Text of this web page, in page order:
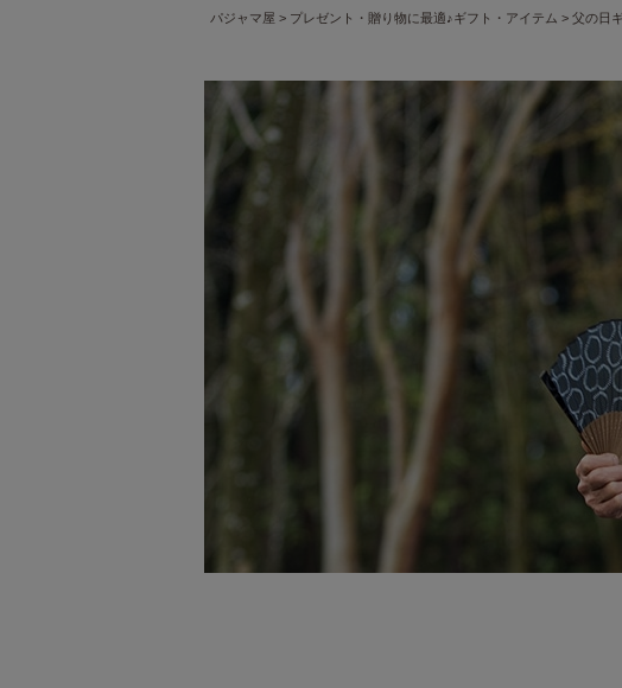
パジャマ屋 プレゼント・贈り物に最適♪ギフト・アイテム 父の日